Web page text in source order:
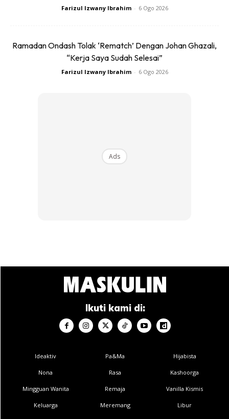
Firdaus Rahmat
Layla Sania
Isaac Voo
Lucidrari & Neil
Farizul Izwany Ibrahim - 6 Ogo 2026
Ramadan Ondash Tolak ‘Rematch’ Dengan Johan Ghazali,
“Kerja Saya Sudah Selesai”
Farizul Izwany Ibrahim - 6 Ogo 2026
Ads
Ikuti kami di:
Ideaktiv
Nona
Mingguan Wanita
Keluarga
Pa&Ma
Rasa
Remaja
Meremang
Hijabista
Kashoorga
Vanilla Kismis
Libur